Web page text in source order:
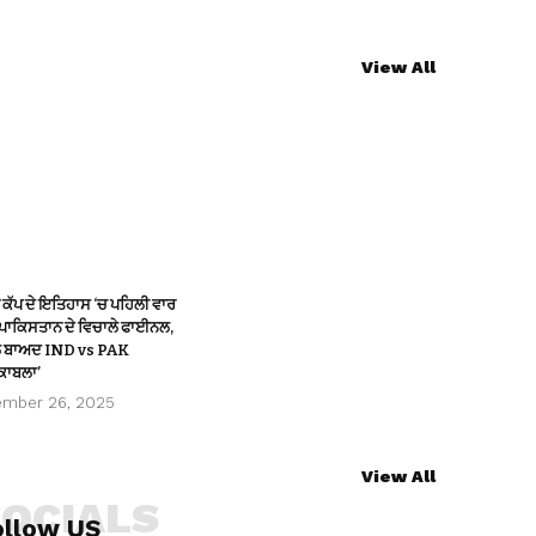
View All
ਦੇ ਇਤਿਹਾਸ ‘ਚ ਪਹਿਲੀ ਵਾਰ
ਦੇ ਵਿਚਾਲੇ ਫਾਈਨਲ,
ਬਾਅਦ IND vs PAK
26, 2025
View All
US